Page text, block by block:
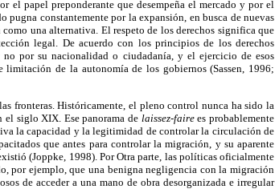
el papel preponderante que desempeña el mercado y por el
constantemente por la expansión, en busca de nuevas
una alternativa. El respeto de los derechos significa que
legal. De acuerdo con los principios de los derechos
por su nacionalidad o ciudadanía, y el ejercicio de esos
de la autonomía de los gobiernos (Sassen, 1996;
fronteras. Históricamente, el pleno control nunca ha sido la
el siglo XIX. Ese panorama de laissez-fairees probablemente
la capacidad y la legitimidad de controlar la circulación de
que antes para controlar la migración, y su aparente
(Joppke, 1998). Por Otra parte, las políticas oficialmente
por ejemplo, que una benigna negligencia con la migración
de acceder a una mano de obra desorganizada e irregular